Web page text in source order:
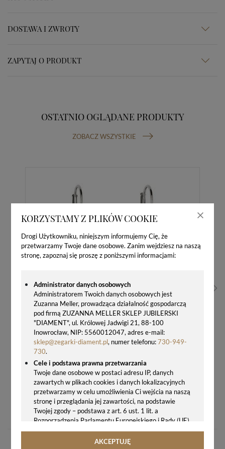
KORZYSTAMY Z PLIKÓW COOKIE
Drogi Użytkowniku, niniejszym informujemy Cię, że
przetwarzamy Twoje dane osobowe. Zanim wejdziesz na naszą
stronę, zapoznaj się proszę z poniższymi informacjami:
Administrator danych osobowych
Administratorem Twoich danych osobowych jest
Zuzanna Meller, prowadząca działalność gospodarczą
pod firmą ZUZANNA MELLER SKLEP JUBILERSKI
"DIAMENT", ul. Królowej Jadwigi 21, 88-100
Inowrocław, NIP: 5560012047, adres e-mail:
sklep@zegarki-diament.pl, numer telefonu:730-949-
730.
Cele i podstawa prawna przetwarzania
Twoje dane osobowe w postaci adresu IP, danych
zawartych w plikach cookies i danych lokalizacyjnych
przetwarzamy w celu umożliwienia Ci wejścia na naszą
stronę i przeglądania jej zawartości, na podstawie
Twojej zgody – podstawa z art. 6 ust. 1 lit. a
Rozporządzenia Parlamentu Europejskiego i Rady (UE)
2016/679 z 27.04.2016 r. w sprawie ochrony osób
fizycznych w związku z przetwarzaniem danych
AKCEPTUJĘ
DOSTAWA I ZWROTY
ZAPYTAJ O PRODUKT
OSTATNIO OGLĄDANE PRODUKTY
ZOBACZ WSZYSTKIE
255,00 zł